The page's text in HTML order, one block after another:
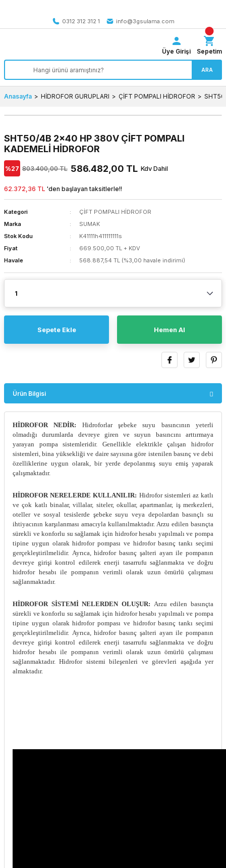
0312 312 312 1
info@3gsulama.com
ARA
Üye Girişi Sepetim
Anasayfa HİDROFOR GURUPLARI ÇİFT POMPALI HİDROFOR
SHT50/4B 2x40 HP 380V ÇİFT POMPALI
KADEMELİ HİDROFOR
%27 803.400,00 TL 586.482,00 TL Kdv Dahil
62.372,36 TL 'den başlayan taksitlerle!!
Kategori
ÇİFT POMPALI HİDROFOR
Marka
SUMAK
Stok Kodu
K41111h411111111s
Fiyat
669.500,00 TL + KDV
Havale
568.887,54 TL (%3,00 havale indirimi)
Sepete Ekle Hemen Al
Ürün Bilgisi
HİDROFOR NEDİR: Hidroforlar şebeke suyu basıncının yeterli
olmadığı durumlarda devreye giren ve suyun basıncını arttırmaya
yarayan pompa sistemleridir. Genellikle elektrikle çalışan hidrofor
sistemleri, bina yüksekliği ve daire sayısına göre istenilen basınç ve debi
özelliklerine uygun olarak, bir yerde depolanmış suyu emiş yaparak
çalışmaktadır.
HİDROFOR NERELERDE KULLANILIR: Hidrofor sistemleri az katlı
ve çok katlı binalar, villalar, siteler, okullar, apartmanlar, iş merkezleri,
oteller ve sosyal tesislerde şebeke suyu veya depolardan basınçlı su
ihtiyacının karşılanması amacıyla kullanılmaktadır. Arzu edilen basınçta
sürekli ve konforlu su sağlamak için hidrofor hesabı yapılmalı ve pompa
tipine uygun olarak hidrofor pompası ve hidrofor basınç tankı seçimi
gerçekleştirilmelidir. Ayrıca, hidrofor basınç şalteri ayarı ile pompanın
devreye girişi kontrol edilerek enerji tasarrufu sağlanmakta ve doğru
hidrofor hesabı ile pompanın verimli olarak uzun ömürlü çalışması
sağlanmaktadır.
HİDROFOR SİSTEMİ NELERDEN OLUŞUR: Arzu edilen basınçta
sürekli ve konforlu su sağlamak için hidrofor hesabı yapılmalı ve pompa
tipine uygun olarak hidrofor pompası ve hidrofor basınç tankı seçimi
gerçekleştirilmelidir. Ayrıca, hidrofor basınç şalteri ayarı ile pompanın
devreye girişi kontrol edilerek enerji tasarrufu sağlanmakta ve doğru
hidrofor hesabı ile pompanın verimli olarak uzun ömürlü çalışması
sağlanmaktadır. Hidrofor sistemi bileşenleri ve görevleri aşağıda yer
almaktadır.